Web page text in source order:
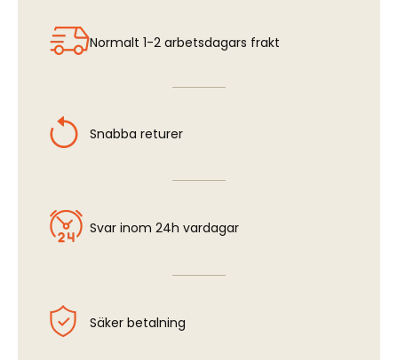
Normalt 1-2 arbetsdagars frakt
Snabba returer
Svar inom 24h vardagar
Säker betalning